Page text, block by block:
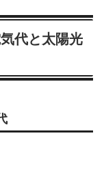
代と太陽光